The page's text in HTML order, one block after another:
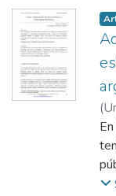
(
el